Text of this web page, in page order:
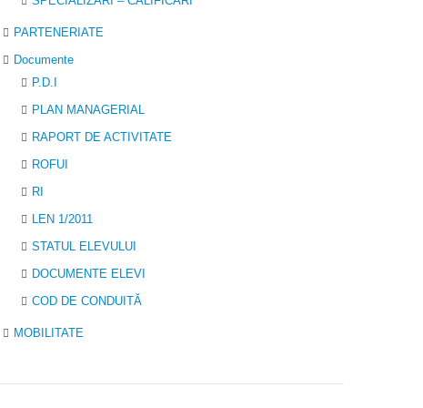
PARTENERIATE
Documente
P.D.I
PLAN MANAGERIAL
RAPORT DE ACTIVITATE
ROFUI
RI
LEN 1/2011
STATUL ELEVULUI
DOCUMENTE ELEVI
COD DE CONDUITĂ
MOBILITATE